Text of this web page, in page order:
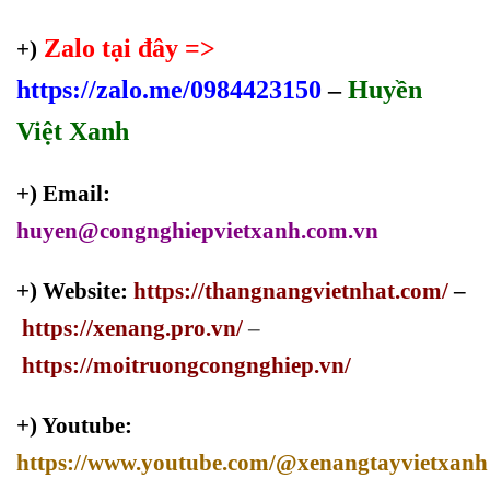
+) Zalo tại đây =>
https://zalo.me/0984423150 –Huyền
Việt Xanh
+) Email:
huyen@congnghiepvietxanh.com.vn
+) Website: https://thangnangvietnhat.com/–
https://xenang.pro.vn/–
https://moitruongcongnghiep.vn/
+) Youtube:
https://www.youtube.com/@xenangtayvietxanh